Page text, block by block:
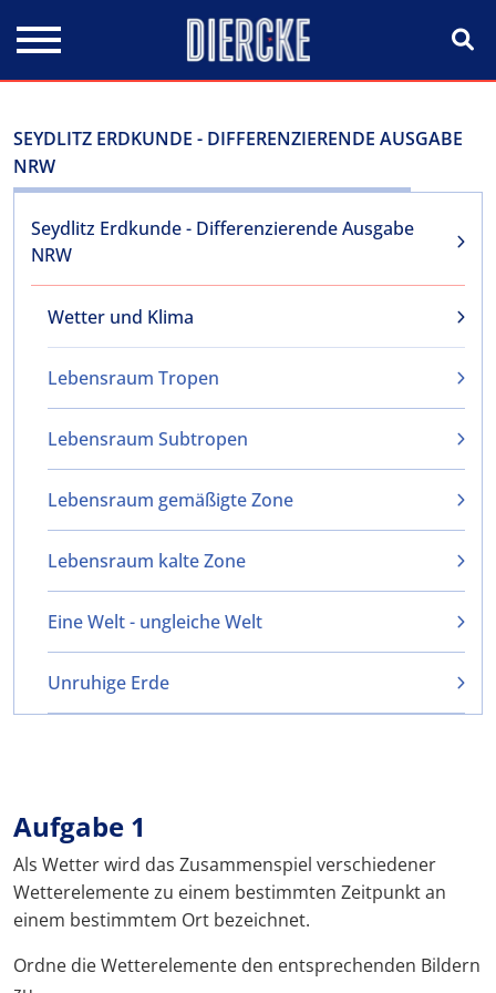
SEYDLITZ ERDKUNDE - DIFFERENZIERENDE AUSGABE
NRW
Seydlitz Erdkunde - Differenzierende Ausgabe
NRW
Wetter und Klima
Lebensraum Tropen
Lebensraum Subtropen
Lebensraum gemäßigte Zone
Lebensraum kalte Zone
Eine Welt - ungleiche Welt
Unruhige Erde
Aufgabe 1
Als Wetter wird das Zusammenspiel verschiedener
Wetterelemente zu einem bestimmten Zeitpunkt an
einem bestimmtem Ort bezeichnet.
Ordne die Wetterelemente den entsprechenden Bildern